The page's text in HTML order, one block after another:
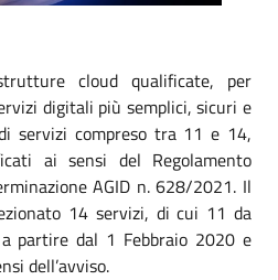
cloud qualificate, per
digitali più semplici, sicuri e
servizi compreso tra 11 e 14,
ai sensi del Regolamento
AGID n. 628/2021. Il
14 servizi, di cui 11 da
partire dal 1 Febbraio 2020 e
dell’avviso.